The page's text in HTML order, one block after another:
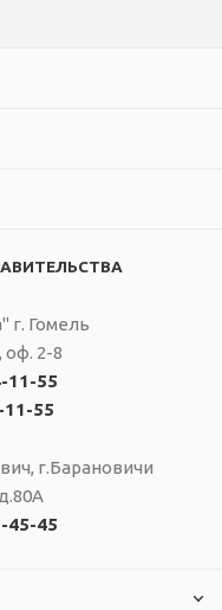
Гомель
оф. 2-8
11-55
11-55
г.Барановичи
45-45